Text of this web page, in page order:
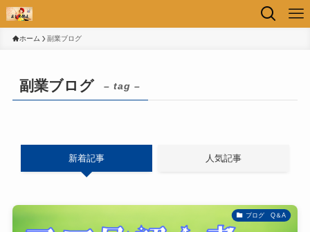
ホーム 副業ブログ
副業ブログ – tag –
新着記事 人気記事
ブログ Q＆A